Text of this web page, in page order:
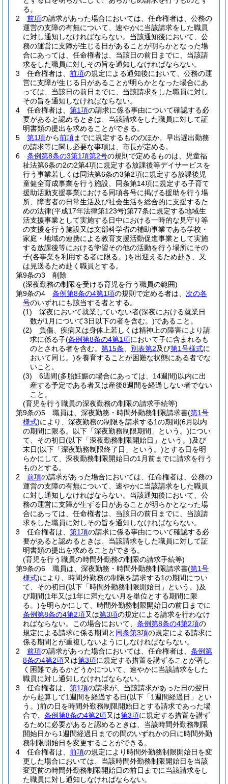
る。
2
前項の請求があった場合においては、任命権者は、公務の
運営の支障の有無について、速やかに当該請求をした職員
に対し通知しなければならない。 当該通知後において、公
務の運営に支障が生じる日があることが明らかとなった場
合にあっては、任命権者は、当該日の前日までに、当該請
求をした職員に対しその旨を通知しなければならない。
3
任命権者は、 前項の規定による通知後において、公務の運
営に支障が生じる日があることが明らかとなった場合にあ
っては、当該日の前日までに、当該請求をした職員に対し
その旨を通知しなければならない。
4
任命権者は、 第1項の請求に係る事由について確認する必
要があると認めるときは、当該請求をした職員に対して証
明書類の提出を求めることができる。
5
第1項から前項までに規定するもののほか、早出遅出勤務
の請求等に関し必要な事項は、市長が定める。
6
条例第8条の3第1項第2号の規則で定めるものは、児童福
祉法第6条の2の2第4項に規定する放課後等デイサービスを
行う事業若しくは同法第6条の3第2項に規定する放課後児
童健全育成事業を行う施設、同条第14項に規定する子育て
援助活動支援事業における同項各号に掲げる援助を行う場
所、障害者の日常生活及び社会生活を総合的に支援するた
めの法律(平成17年法律第123号)第77条に規定する地域生
活支援事業として実施する日中における一時的な見守り等
の支援を行う施設又は文部科学省の補助事業である学校・
家庭・地域の連携による教育支援活動促進事業として実施
する放課後等における学習その他の活動を行う場所にその
子(各事業を利用する者に限る。)を出迎えるため赴き、又
は見送るため赴く職員とする。
第9条の3
削除
(深夜勤務の制限を受ける育児を行う職員の範囲)
第9条の4
条例第8条の4第1項の規則で定める者は、 次の各
号のいずれにも該当する者とする。
(1)
深夜において就業していない者(深夜における就業日
数が1月について3日以下の者を含む。)であること。
(2)
負傷、疾病又は身体上若しくは精神上の障害により請
求に係る子(条例第8条の4第1項において子に含まれるも
のとされる者を含む。 第15条 別表第2及び第1号様式に
おいて同じ。)を養育することが困難な状態にある者でな
いこと。
(3)
6週間(多胎妊娠の場合にあっては、14週間)以内に出
産する予定である者又は産後8週間を経過しない者でない
こと。
(育児を行う職員の深夜勤務の制限の請求手続等)
第9条の5
職員は、深夜勤務・時間外勤務制限請求書(第1号
様式)により、深夜勤務の制限を請求する1の期間(6月以内
の期間に限る。以下「深夜勤務制限期間」という。)につい
て、その初日(以下「深夜勤務制限開始日」という。)及び
末日(以下「深夜勤務制限終了日」という。)とする日を明
らかにして、深夜勤務制限開始日の1月前までに請求を行う
ものとする。
2
前項の請求があった場合においては、任命権者は、公務の
運営の支障の有無について、速やかに当該請求をした職員
に対し通知しなければならない。 当該通知後において、公
務の運営に支障が生ずる日があることが明らかとなった場
合にあっては、任命権者は、当該日の前日までに、当該請
求をした職員に対しその旨を通知しなければならない。
3
任命権者は、 第1項の請求に係る事由について確認する必
要があると認めるときは、当該請求をした職員に対して証
明書類の提出を求めることができる。
(育児を行う職員の時間外勤務の制限の請求手続等)
第9条の6
職員は、深夜勤務・時間外勤務制限請求書(第1号
様式)により、時間外勤務の制限を請求する1の期間につい
て、その初日(以下「時間外勤務制限開始日」という。)及
び期間(1年又は1年に満たない月を単位とする期間に限
る。)を明らかにして、時間外勤務制限開始日の前日までに
条例第8条の4第2項又は第3項の規定による請求を行わなけ
ればならない。
この場合において、 条例第8条の4第2項の
規定による請求に係る期間と 同条第3項の規定による請求に
係る期間とが重複しないようにしなければならない。
2
前項の請求があった場合においては、任命権者は、 条例第
8条の4第2項又は第3項に規定する措置を講ずることが著し
く困難であるかどうかについて、速やかに当該請求をした
職員に対し通知しなければならない。
3
任命権者は、 第1項の請求が、当該請求があった日の翌日
から起算して1週間を経過する日(以下「1週間経過日」とい
う。)前の日を時間外勤務制限開始日とする請求であった場
合で、 条例第8条の4第2項又は第3項に規定する措置を講ず
るために必要があると認めるときは、当該時間外勤務制限
開始日から1週間経過日までの間のいずれかの日に時間外勤
務制限開始日を変更することができる。
4
任命権者は、 前項の規定により時間外勤務制限開始日を変
更した場合においては、当該時間外勤務制限開始日を当該
変更前の時間外勤務制限開始日の前日までに当該請求をし
た職員に対し通知しなければならない。